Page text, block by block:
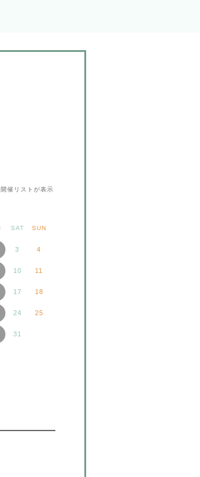
開催リストが表示
SAT SUN
3 4
10 11
17 18
24 25
31